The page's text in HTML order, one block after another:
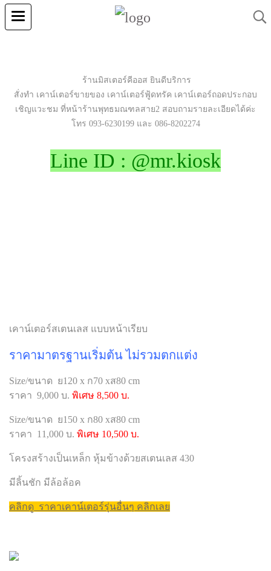
ร้านมิสเตอร์คีออส ยินดีบริการ
สั่งทำ เคาน์เตอร์ขายของ เคาน์เตอร์ฟู้ดทรัค เคาน์เตอร์ถอดประกอบ
เชิญแวะชม ที่หน้าร้านพุทธมณฑลสาย2 สอบถามรายละเอียดได้ค่ะ
โทร 093-6230199 และ 086-8202274
Line ID : @mr.kiosk
เคาน์เตอร์สเตนเลส แบบหน้าเรียบ
ราคามาตรฐานเริ่มต้น ไม่รวมตกแต่ง
Size/ขนาด ย120 x ก70 xส80 cm
ราคา 9,000 บ. พิเศษ 8,500 บ.
Size/ขนาด ย150 x ก80 xส80 cm
ราคา 11,000 บ. พิเศษ 10,500 บ.
โครงสร้างเป็นเหล็ก หุ้มข้างด้วยสเตนเลส 430
มีลิ้นชัก มีล้อล้อค
คลิกดู ราคาเคาน์เตอร์รุ่นอื่นๆ คลิกเลย